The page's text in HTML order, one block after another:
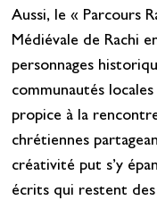
Aussi, le « Parcours
Médiévale de Rachi
personnages
communautés
propice à la
chrétiennes
créativité put s’y
écrits qui restent des